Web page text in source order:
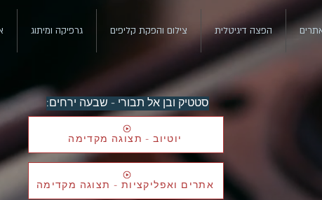
הפצה דיגיטלית צילום והפקת קליפים גרפיקה ומיתוג
סטטיק ובן אל תבורי - שבעה ירחים:
יוטיוב - תצוגה מקדימה
אתרים ואפליקציות - תצוגה מקדימה